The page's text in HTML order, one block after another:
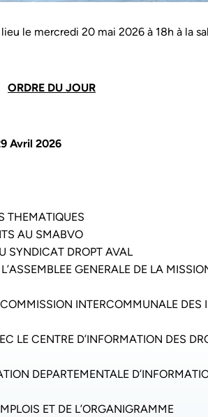
le mercredi 20 mai 2026 à 18h à la
ORDRE DU JOUR
Avril 2026
THEMATIQUES
AU SMABVO
SYNDICAT DROPT AVAL
GENERALE DE LA
INTERCOMMUNALE DES
LE CENTRE D’INFORMATION DES
DEPARTEMENTALE
ET DE L’ORGANIGRAMME